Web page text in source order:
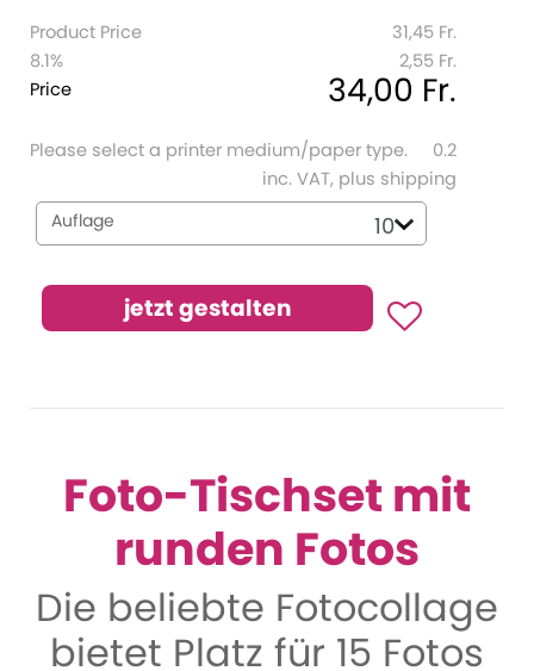
Product Price
31,45 Fr.
8.1%
2,55 Fr.
Price
34,00 Fr.
Please select a printer medium/paper type.
0.2
inc. VAT, plus shipping
Auflage
Foto-Tischset mit
runden Fotos
Die beliebte Fotocollage
bietet Platz für 15 Fotos